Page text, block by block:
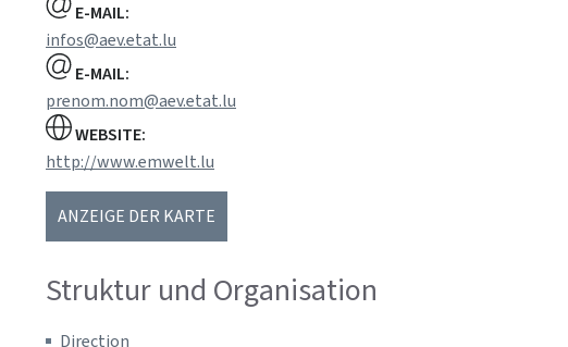
E-MAIL:
infos@aev.etat.lu
E-MAIL:
prenom.nom@aev.etat.lu
WEBSITE:
http://www.emwelt.lu
ANZEIGE DER KARTE
Struktur und Organisation
Direction